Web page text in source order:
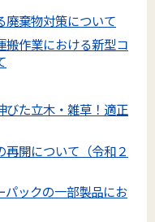
廃棄物対策について
搬作業における新型コ
びた立木・雑草！適正
開について（令和２
パックの一部製品にお